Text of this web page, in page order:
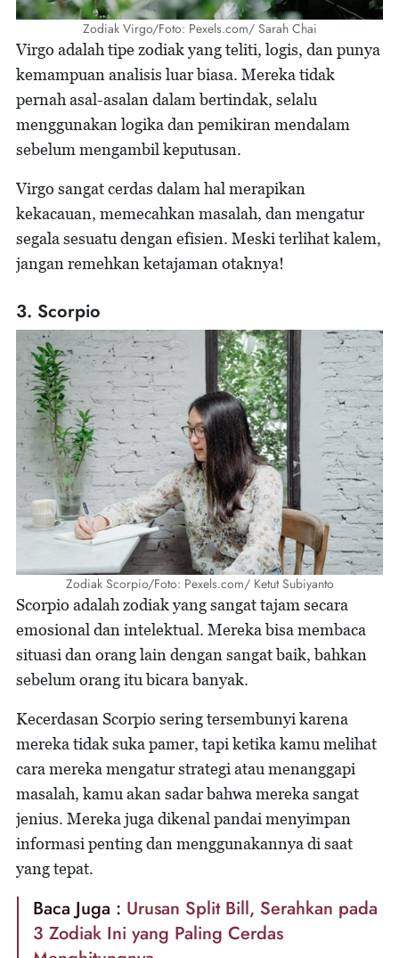
Zodiak Virgo/Foto: Pexels.com/ Sarah Chai
Virgo adalah tipe zodiak yang teliti, logis, dan punya
kemampuan analisis luar biasa. Mereka tidak
pernah asal-asalan dalam bertindak, selalu
menggunakan logika dan pemikiran mendalam
sebelum mengambil keputusan.
Virgo sangat cerdas dalam hal merapikan
kekacauan, memecahkan masalah, dan mengatur
segala sesuatu dengan efisien. Meski terlihat kalem,
jangan remehkan ketajaman otaknya!
3. Scorpio
Zodiak Scorpio/Foto: Pexels.com/ Ketut Subiyanto
Scorpio adalah zodiak yang sangat tajam secara
emosional dan intelektual. Mereka bisa membaca
situasi dan orang lain dengan sangat baik, bahkan
sebelum orang itu bicara banyak.
Kecerdasan Scorpio sering tersembunyi karena
mereka tidak suka pamer, tapi ketika kamu melihat
cara mereka mengatur strategi atau menanggapi
masalah, kamu akan sadar bahwa mereka sangat
jenius. Mereka juga dikenal pandai menyimpan
informasi penting dan menggunakannya di saat
yang tepat.
Baca Juga : Urusan Split Bill, Serahkan pada
3 Zodiak Ini yang Paling Cerdas